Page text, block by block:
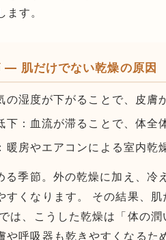
す。
— 肌だけでない乾燥の原因
の湿度が下がることで、皮膚
下：血流が滞ることで、体全
暖房やエアコンによる室内乾
る季節。外の乾燥に加え、冷
すくなります。 その結果、
は、こうした乾燥は「体の
や呼吸器も乾きやすくなるた